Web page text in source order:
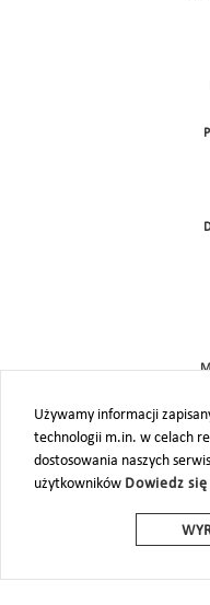
Używamy informacji
technologii m.in. w celach
dostosowania naszych
użytkowników Dowiedz